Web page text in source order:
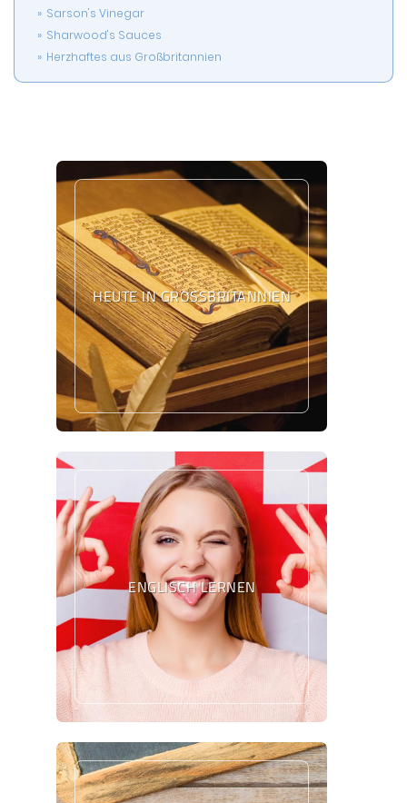
Sarson's Vinegar
Sharwood's Sauces
Herzhaftes aus Großbritannien
HEUTE IN GROSSBRITANNIEN
ENGLISCH LERNEN